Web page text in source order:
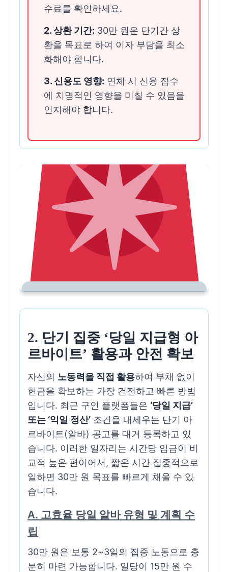
수료를 확인하세요.
2. 상환 기간: 30만 원은 단기간 상
환을 목표로 하여 이자 부담을 최소
화해야 합니다.
3. 신용도 영향: 연체 시 신용 점수
에 치명적인 영향을 미칠 수 있음을
인지해야 합니다.
2. 단기 집중 ‘당일 지급형 아
르바이트’ 활용과 안전 확보
자신의 노동력을 직접 활용하여 부채 없이
현금을 확보하는 가장 건전하고 빠른 방법
입니다. 최근 구인 플랫폼들은 ‘당일 지급’
또는 ‘익일 정산’ 조건을 내세우는 단기 아
르바이트(알바) 공고를 대거 등록하고 있
습니다. 이러한 일자리는 시간당 임금이 비
교적 높은 편이어서, 짧은 시간 집중적으로
일하면 30만 원 목표를 빠르게 채울 수 있
습니다.
A. 고효율 당일 알바 유형 및 계획 수
립
30만 원은 보통 2~3일의 집중 노동으로 충
분히 마련 가능합니다. 일당이 15만 원 수